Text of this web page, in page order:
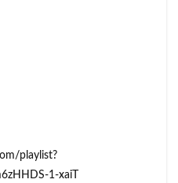
playlist?
1-xaiT